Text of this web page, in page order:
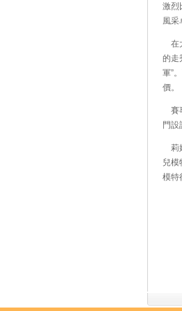
激烈
風采
在
的走
軍”
價。
賽
門
莉
兒模
模特